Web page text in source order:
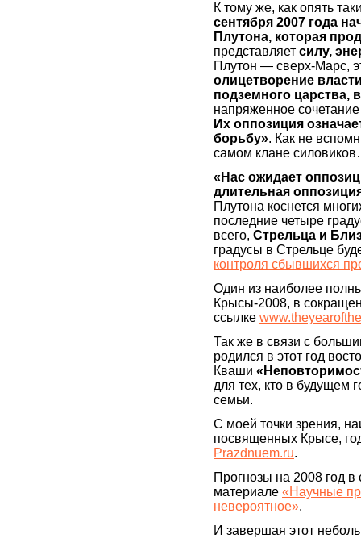
К тому же, как опять
сентября 2007 года
Плутона, которая
представляет силу,
Плутон — сверх-Марс,
олицетворение
подземного царства,
напряженное
Их оппозиция
борьбу». Как не
самом клане
«Нас ожидает
длительная
Плутона коснется
последние четыре
всего, Стрельца и
градусы в Стрельце
контроля сбывшихся
Один из наиболее
Крысы-2008, в
ссылке
Так же в связи с
родился в этот год
Кваши
для тех, кто в будущем
семьи.
С моей точки зрения,
посвященных Крысе,
Prazdnuem.ru.
Прогнозы на 2008 год
материале «Научные
невероятное».
И завершая этот